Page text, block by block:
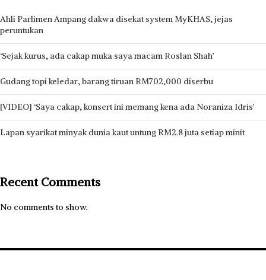
Ahli Parlimen Ampang dakwa disekat system MyKHAS, jejas
peruntukan
‘Sejak kurus, ada cakap muka saya macam Roslan Shah’
Gudang topi keledar, barang tiruan RM702,000 diserbu
[VIDEO] ‘Saya cakap, konsert ini memang kena ada Noraniza Idris’
Lapan syarikat minyak dunia kaut untung RM2.8 juta setiap minit
Recent Comments
No comments to show.